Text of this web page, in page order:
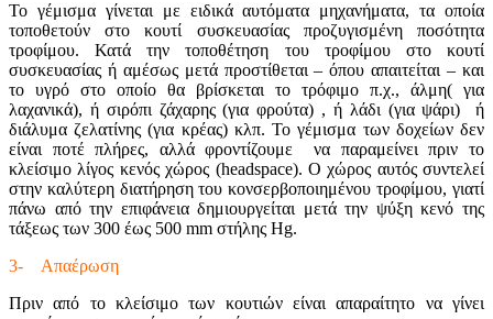
Το γέμισμα γίνεται με ειδικά αυτόματα μηχανήματα, τα οποία
τοποθετούν στο κουτί συσκευασίας προζυγισμένη ποσότητα
τροφίμου. Κατά την τοποθέτηση του τροφίμου στο κουτί
συσκευασίας ή αμέσως μετά προστίθεται – όπου απαιτείται – και
το υγρό στο οποίο θα βρίσκεται το τρόφιμο π.χ., άλμη( για
λαχανικά), ή σιρόπι ζάχαρης (για φρούτα) , ή λάδι (για ψάρι) ή
διάλυμα ζελατίνης (για κρέας) κλπ. Το γέμισμα των δοχείων δεν
είναι ποτέ πλήρες, αλλά φροντίζουμε να παραμείνει πριν το
κλείσιμο λίγος κενός χώρος (headspace). O χώρος αυτός συντελεί
στην καλύτερη διατήρηση του κονσερβοποιημένου τροφίμου, γιατί
πάνω από την επιφάνεια δημιουργείται μετά την ψύξη κενό της
τάξεως των 300 έως 500 mm στήλης Hg.
3- Απαέρωση
Πριν από το κλείσιμο των κουτιών είναι απαραίτητο να γίνει